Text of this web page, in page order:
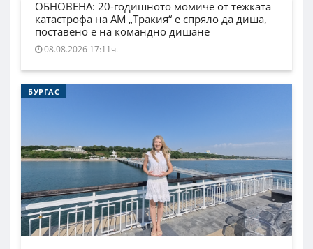
ОБНОВЕНА: 20-годишното момиче от тежката
катастрофа на АМ „Тракия“ е спряло да диша,
поставено е на командно дишане
08.08.2026 17:11ч.
БУРГАС